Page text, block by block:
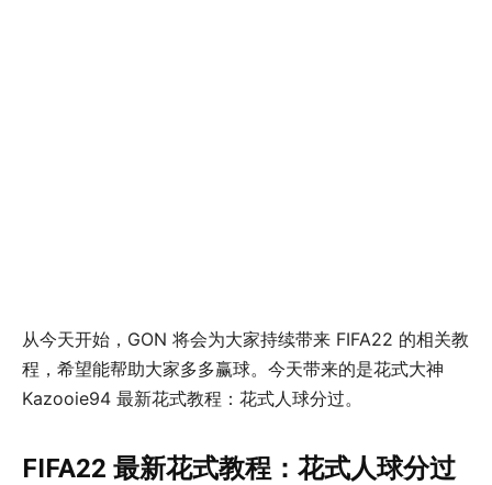
从今天开始，GON 将会为大家持续带来 FIFA22 的相关教
程，希望能帮助大家多多赢球。今天带来的是花式大神
Kazooie94 最新花式教程：花式人球分过。
FIFA22 最新花式教程：花式人球分过